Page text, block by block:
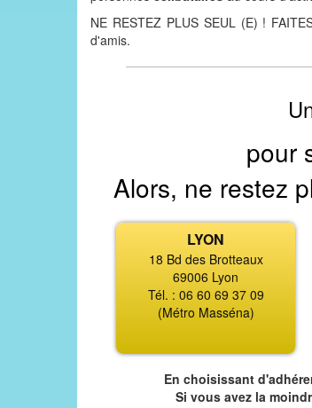
NE RESTEZ PLUS SEUL (E) !
d'amis.
pour
Alors, ne restez
LYON
18 Bd des Brotteaux
69006 Lyon
Tél. : 06 60 69 37 09
(Métro Masséna)
En choisissant
Si vous avez la